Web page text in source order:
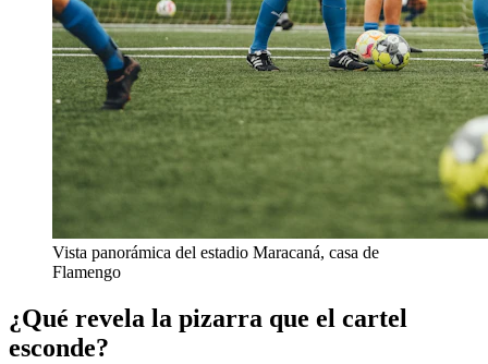
Vista panorámica del estadio Maracaná, casa de
Flamengo
¿Qué revela la pizarra que el cartel
esconde?